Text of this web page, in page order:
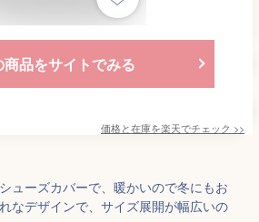
商品をサイトでみる
価格と在庫を楽天でチェック >>
ューズカバーで、暖かいので冬にもお
なデザインで、サイズ展開が幅広いの